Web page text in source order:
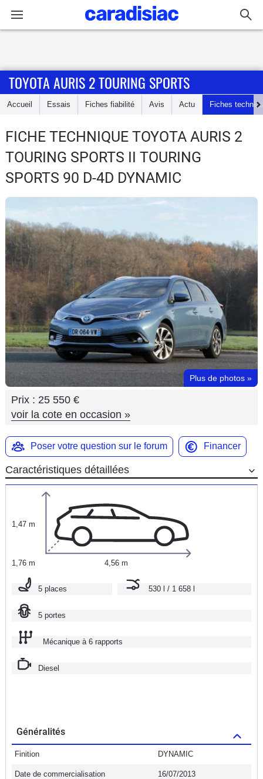
Accueil
Essais
Guide
d'achat
Electriques
Utilitaires
Flottes
Auto
Services
Forum
Moto
Marques
TOYOTA AURIS 2 TOURING SPORTS
Accueil Essais Fiches fiabilité Avis Actu Fiches
FICHE TECHNIQUE TOYOTA AURIS 2
TOURING SPORTS II TOURING
SPORTS 90 D-4D DYNAMIC
Plus de photos »
Prix : 25 550 €
voir la cote en occasion »
Poser votre question sur le forum Financer
Caractéristiques détaillées
1,47 m
1,76 m 4,56 m
5 places 530 l / 1 658 l
5 portes
Mécanique à 6 rapports
Diesel
Généralités
Finition DYNAMIC
Date de commercialisation 16/07/2013